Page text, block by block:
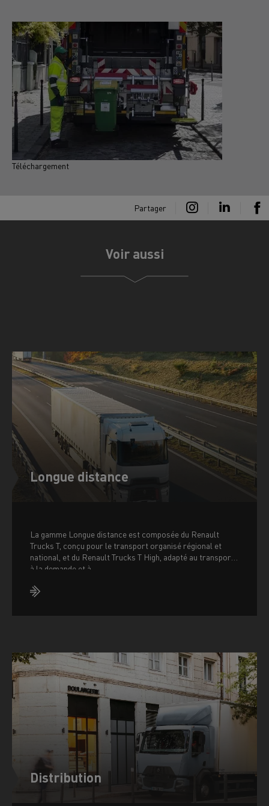
Téléchargement
Partager
Voir aussi
Longue distance
La gamme Longue distance est composée du Renault
Trucks T, conçu pour le transport organisé régional et
national, et du Renault Trucks T High, adapté au transport
à la demande et à
Distribution